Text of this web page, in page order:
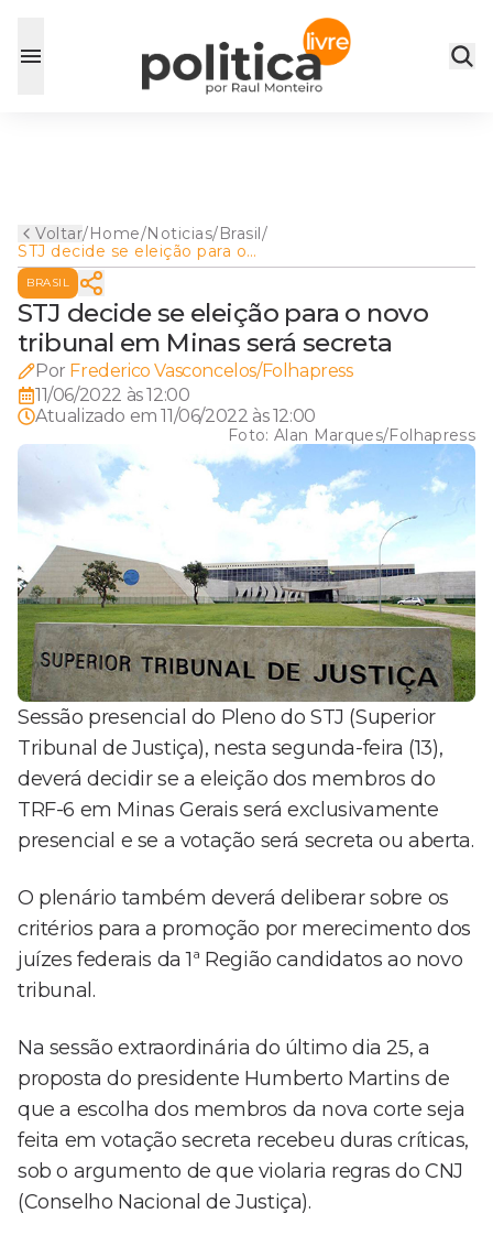
Voltar/Home/Noticias/Brasil/
STJ decide se eleição para o
novo tribunal em Minas será
secreta
BRASIL
STJ decide se eleição para o novo
tribunal em Minas será secreta
Por Frederico Vasconcelos/Folhapress
11/06/2022 às 12:00
Atualizado em11/06/2022 às 12:00
Foto: Alan Marques/Folhapress
Sessão presencial do Pleno do STJ (Superior
Tribunal de Justiça), nesta segunda-feira (13),
deverá decidir se a eleição dos membros do
TRF-6 em Minas Gerais será exclusivamente
presencial e se a votação será secreta ou aberta.
O plenário também deverá deliberar sobre os
critérios para a promoção por merecimento dos
juízes federais da 1ª Região candidatos ao novo
tribunal.
Na sessão extraordinária do último dia 25, a
proposta do presidente Humberto Martins de
que a escolha dos membros da nova corte seja
feita em votação secreta recebeu duras críticas,
sob o argumento de que violaria regras do CNJ
(Conselho Nacional de Justiça).